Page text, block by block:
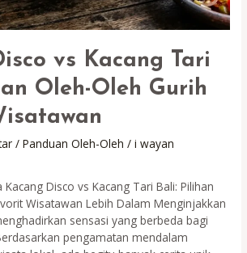
vs Kacang Tari
Oleh-Oleh Gurih
/Panduan Oleh-Oleh /i wayan
Disco vs Kacang Tari Bali: Pilihan
Wisatawan Lebih Dalam Menginjakkan
sensasi yang berbeda bagi
pengamatan mendalam